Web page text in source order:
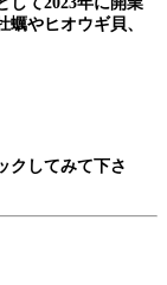
やヒオウギ貝、
クしてみて下さ